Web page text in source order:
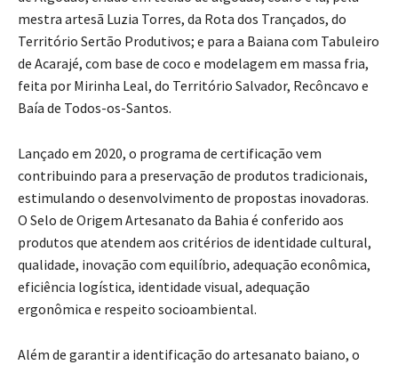
mestra artesã Luzia Torres, da Rota dos Trançados, do
Território Sertão Produtivos; e para a Baiana com Tabuleiro
de Acarajé, com base de coco e modelagem em massa fria,
feita por Mirinha Leal, do Território Salvador, Recôncavo e
Baía de Todos-os-Santos.
Lançado em 2020, o programa de certificação vem
contribuindo para a preservação de produtos tradicionais,
estimulando o desenvolvimento de propostas inovadoras.
O Selo de Origem Artesanato da Bahia é conferido aos
produtos que atendem aos critérios de identidade cultural,
qualidade, inovação com equilíbrio, adequação econômica,
eficiência logística, identidade visual, adequação
ergonômica e respeito socioambiental.
Além de garantir a identificação do artesanato baiano, o